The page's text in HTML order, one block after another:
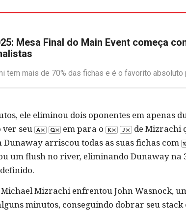
Mesa Final do Main Event começa
tem mais de 70% das fichas e é o favorito absoluto
ele eliminou dois oponentes em
ver seu
em para o
de Mizrachi
arriscou todas as suas fichas com
um flush no river, eliminando Dunaway na
Mizrachi enfrentou John Wasnock,
minutos, conseguindo dobrar seu